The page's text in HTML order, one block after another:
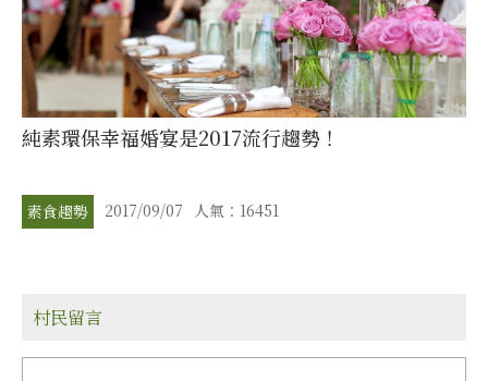
純素環保幸福婚宴是2017流行趨勢！
素食趨勢 2017/09/07 人氣：16451
村民留言